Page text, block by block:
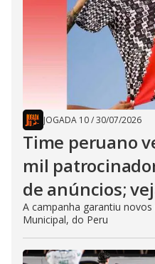
JOGADA 10/30/07/2026
Time peruano
mil
de anúncios;
A campanha garantiu
Municipal, do Peru